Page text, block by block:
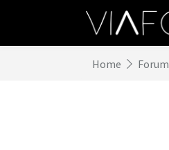
Home Forum